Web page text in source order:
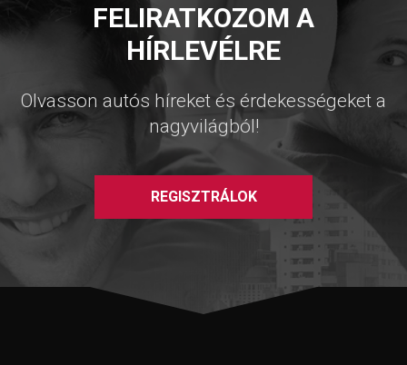
FELIRATKOZOM A
HÍRLEVÉLRE
Olvasson autós híreket és érdekességeket a
nagyvilágból!
REGISZTRÁLOK